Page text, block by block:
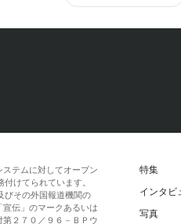
特集
インタビ
写真
テムに対してオープン
けてられています。
びその外国報道機関の
伝」のマークあるいは
２７０／９６－ＢＰウ